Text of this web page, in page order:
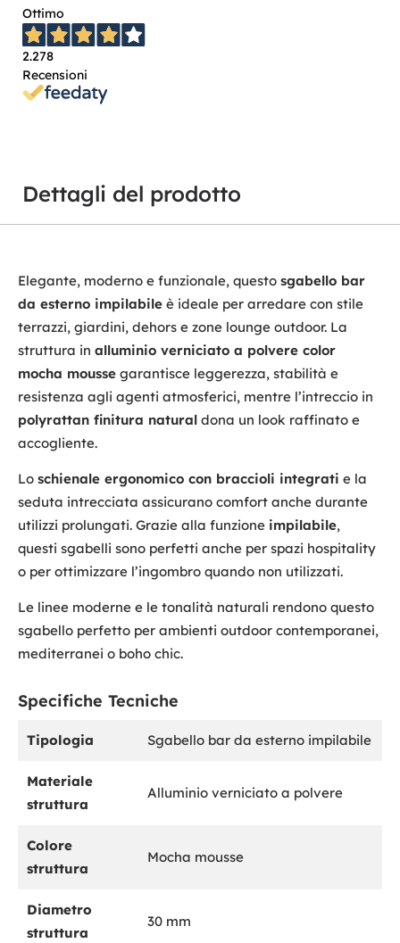
Ottimo
2.278
Recensioni
Dettagli del prodotto
Elegante, moderno e funzionale, questo sgabello bar
da esterno impilabile è ideale per arredare con stile
terrazzi, giardini, dehors e zone lounge outdoor. La
struttura in alluminio verniciato a polvere color
mocha mousse garantisce leggerezza, stabilità e
resistenza agli agenti atmosferici, mentre l’intreccio in
polyrattan finitura natural dona un look raffinato e
accogliente.
Lo schienale ergonomico con braccioli integrati e la
seduta intrecciata assicurano comfort anche durante
utilizzi prolungati. Grazie alla funzione impilabile,
questi sgabelli sono perfetti anche per spazi hospitality
o per ottimizzare l’ingombro quando non utilizzati.
Le linee moderne e le tonalità naturali rendono questo
sgabello perfetto per ambienti outdoor contemporanei,
mediterranei o boho chic.
Specifiche Tecniche
Tipologia Sgabello bar da esterno impilabile
Materiale
struttura
Alluminio verniciato a polvere
Colore
struttura
Mocha mousse
Diametro
struttura
30 mm